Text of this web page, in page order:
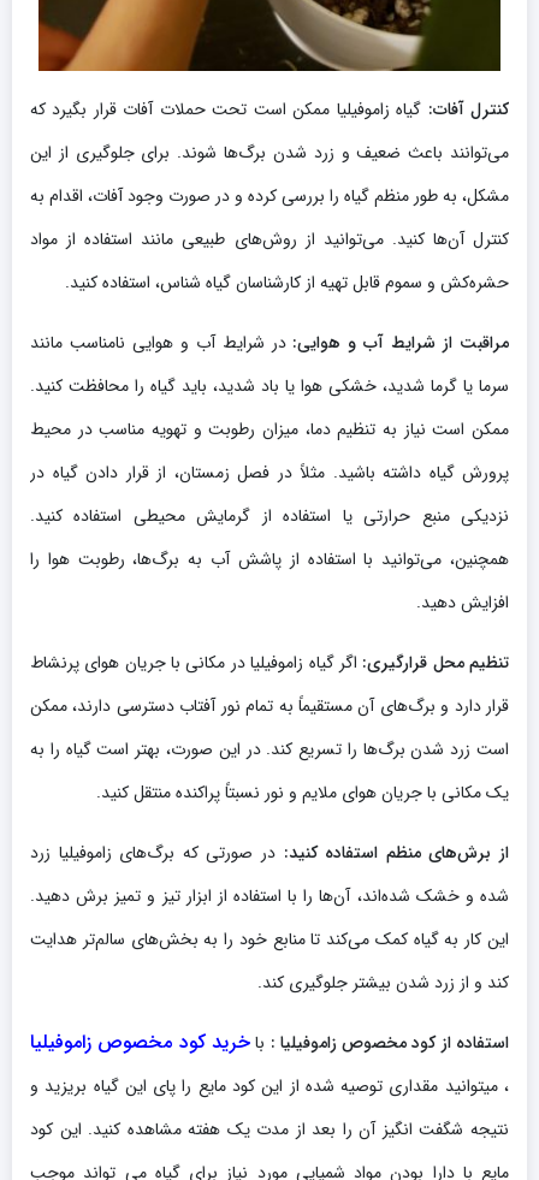
کنترل آفات: گیاه زاموفیلیا ممکن است تحت حملات آفات قرار بگیرد که
می‌توانند باعث ضعیف و زرد شدن برگ‌ها شوند. برای جلوگیری از این
مشکل، به طور منظم گیاه را بررسی کرده و در صورت وجود آفات، اقدام به
کنترل آن‌ها کنید. می‌توانید از روش‌های طبیعی مانند استفاده از مواد
حشره‌کش و سموم قابل تهیه از کارشناسان گیاه شناس، استفاده کنید.
مراقبت از شرایط آب و هوایی: در شرایط آب و هوایی نامناسب مانند
سرما یا گرما شدید، خشکی هوا یا باد شدید، باید گیاه را محافظت کنید.
ممکن است نیاز به تنظیم دما، میزان رطوبت و تهویه مناسب در محیط
پرورش گیاه داشته باشید. مثلاً در فصل زمستان، از قرار دادن گیاه در
نزدیکی منبع حرارتی یا استفاده از گرمایش محیطی استفاده کنید.
همچنین، می‌توانید با استفاده از پاشش آب به برگ‌ها، رطوبت هوا را
افزایش دهید.
تنظیم محل قرارگیری: اگر گیاه زاموفیلیا در مکانی با جریان هوای پرنشاط
قرار دارد و برگ‌های آن مستقیماً به تمام نور آفتاب دسترسی دارند، ممکن
است زرد شدن برگ‌ها را تسریع کند. در این صورت، بهتر است گیاه را به
یک مکانی با جریان هوای ملایم و نور نسبتاً پراکنده منتقل کنید.
از برش‌های منظم استفاده کنید: در صورتی که برگ‌های زاموفیلیا زرد
شده و خشک شده‌اند، آن‌ها را با استفاده از ابزار تیز و تمیز برش دهید.
این کار به گیاه کمک می‌کند تا منابع خود را به بخش‌های سالم‌تر هدایت
کند و از زرد شدن بیشتر جلوگیری کند.
استفاده از کود مخصوص زاموفیلیا : باخرید کود مخصوص زاموفیلیا
، میتوانید مقداری توصیه شده از این کود مایع را پای این گیاه بریزید و
نتیجه شگفت انگیز آن را بعد از مدت یک هفته مشاهده کنید. این کود
مایع با دارا بودن مواد شمیایی مورد نیاز برای گیاه می تواند موجب